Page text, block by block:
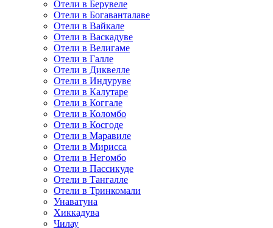
Отели в Берувеле
Отели в Богаванталаве
Отели в Вайкале
Отели в Васкадуве
Отели в Велигаме
Отели в Галле
Отели в Диквелле
Отели в Индуруве
Отели в Калутаре
Отели в Коггале
Отели в Коломбо
Отели в Косгоде
Отели в Маравиле
Отели в Мирисса
Отели в Негомбо
Отели в Пассикуде
Отели в Тангалле
Отели в Тринкомали
Унаватуна
Хиккадува
Чилау